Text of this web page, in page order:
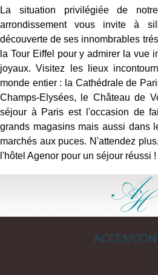
La situation privilégiée de
arrondissement vous invite à
découverte de ses innombrables
la Tour Eiffel pour y admirer la vue
joyaux. Visitez les lieux
monde entier : la Cathédrale de
Champs-Elysées, le Château de
séjour à Paris est l'occasion de
grands magasins mais aussi dans
marchés aux puces. N'attendez
l'hôtel Agenor pour un séjour réussi !
ACCÈS/